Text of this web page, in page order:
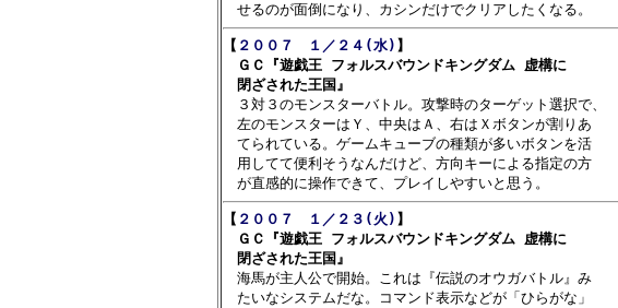
【 ２００７　１／２４(水) 】
ＧＣ『遊戯王 フォルスバウンドキングダム 虚構に
閉ざされた王国』
３対３のモンスターバトル。攻撃時のターゲット選択で、
左のモンスターはＹ、中央はＡ、右はＸボタンが割りあ
てられている。ゲームキューブの種類が多いボタンを活
用してて便利そうなんだけど、方向キーによる指定の方
【 ２００７　１／２３(火) 】
ＧＣ『遊戯王 フォルスバウンドキングダム 虚構に
閉ざされた王国』
海馬が主人公で開始。これは『伝説のオウガバトル』み
たいなシステムだな。コマンド表示などが「ひらがな」